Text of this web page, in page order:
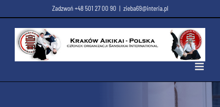
do
zawartości
Zadzwoń +48 501 27 00 90 | zieba69@interia.pl